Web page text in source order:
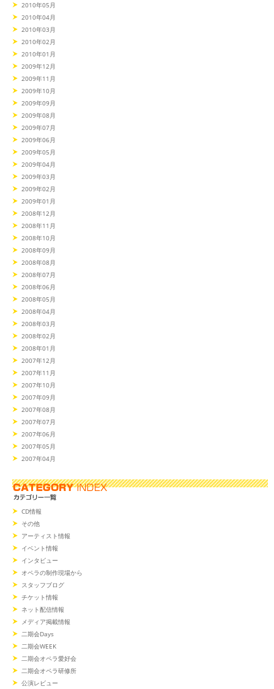
2010年05月
2010年04月
2010年03月
2010年02月
2010年01月
2009年12月
2009年11月
2009年10月
2009年09月
2009年08月
2009年07月
2009年06月
2009年05月
2009年04月
2009年03月
2009年02月
2009年01月
2008年12月
2008年11月
2008年10月
2008年09月
2008年08月
2008年07月
2008年06月
2008年05月
2008年04月
2008年03月
2008年02月
2008年01月
2007年12月
2007年11月
2007年10月
2007年09月
2007年08月
2007年07月
2007年06月
2007年05月
2007年04月
CD情報
その他
アーティスト情報
イベント情報
インタビュー
オペラの制作現場から
スタッフブログ
チケット情報
ネット配信情報
メディア掲載情報
二期会Days
二期会WEEK
二期会オペラ愛好会
二期会オペラ研修所
公演レビュー